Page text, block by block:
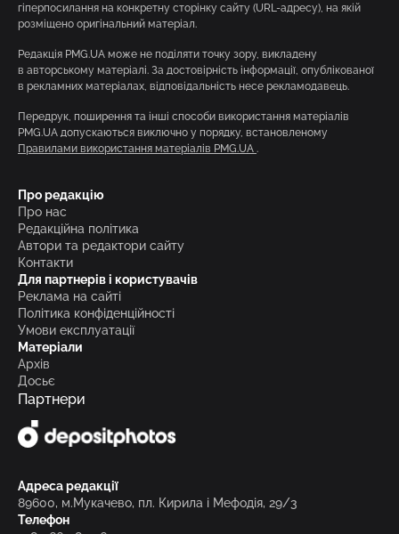
гіперпосилання на конкретну сторінку сайту (URL-адресу), на якій
розміщено оригінальний матеріал.
Редакція PMG.UA може не поділяти точку зору, викладену
в авторському матеріалі. За достовірність інформації, опублікованої
в рекламних матеріалах, відповідальність несе рекламодавець.
Передрук, поширення та інші способи використання матеріалів
PMG.UA допускаються виключно у порядку, встановленому
Правилами використання матеріалів PMG.UA .
Про редакцію
Про нас
Редакційна політика
Автори та редактори сайту
Контакти
Для партнерів і користувачів
Реклама на сайті
Політика конфіденційності
Умови експлуатації
Матеріали
Архів
Досьє
Партнери
Адреса редакції
89600, м.Мукачево, пл. Кирила і Мефодія, 29/3
Телефон